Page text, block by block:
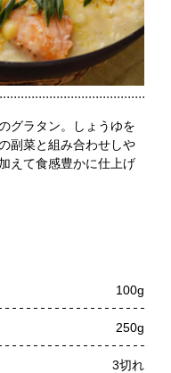
グラタン。しょうゆを
副菜と組み合わせしや
えて食感豊かに仕上げ
100g
250g
3切れ